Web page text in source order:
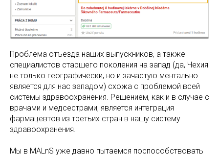
Проблема отъезда наших выпускников, а также
специалистов старшего поколения на запад (да, Чехия
не только географически, но и зачастую ментально
является для нас западом) схожа с проблемой всей
системы здравоохранения. Решением, как и в случае с
врачами и медсестрами, является интеграция
фармацевтов из третьих стран в нашу систему
здравоохранения.
Мы в MALnS уже давно пытаемся поспособствовать